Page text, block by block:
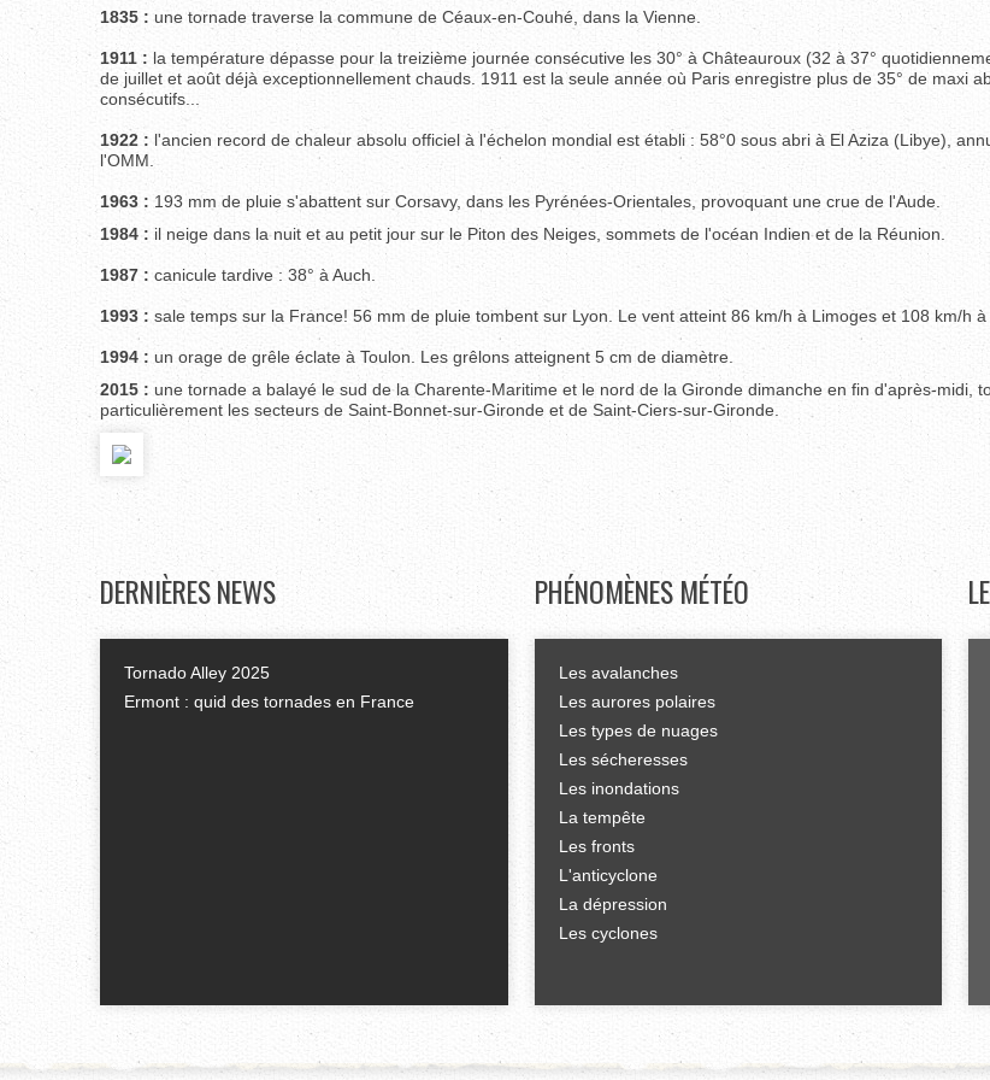
1835 : une tornade traverse la commune de Céaux-en-Couhé, dans la Vienne.
1911 : la température dépasse pour la treizième journée consécutive les 30° à Châteauroux (32 à 37°
de juillet et août déjà exceptionnellement chauds. 1911 est la seule année où Paris enregistre plus de 35° de maxi
consécutifs...
1922 : l'ancien record de chaleur absolu officiel à l'échelon mondial est établi : 58°0 sous abri à El Aziza (Libye),
l'OMM.
1963 : 193 mm de pluie s'abattent sur Corsavy, dans les Pyrénées-Orientales, provoquant une crue de l'Aude.
1984 : il neige dans la nuit et au petit jour sur le Piton des Neiges, sommets de l'océan Indien et de la Réunion.
1987 : canicule tardive : 38° à Auch.
1993 : sale temps sur la France! 56 mm de pluie tombent sur Lyon. Le vent atteint 86 km/h à Limoges et 108 km/h à
1994 : un orage de grêle éclate à Toulon. Les grêlons atteignent 5 cm de diamètre.
2015 : une tornade a balayé le sud de la Charente-Maritime et le nord de la Gironde dimanche en fin d'après-midi,
particulièrement les secteurs de Saint-Bonnet-sur-Gironde et de Saint-Ciers-sur-Gironde.
DERNIÈRESNEWS
Tornado Alley 2025
Ermont : quid des tornades en France
PHÉNOMÈNES MÉTÉO
Les avalanches
Les aurores polaires
Les types de nuages
Les sécheresses
Les inondations
La tempête
Les fronts
L'anticyclone
La dépression
Les cyclones